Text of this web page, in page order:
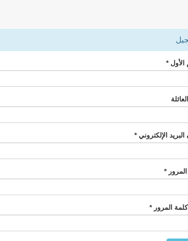
الأول *
البريد الإلكتروني *
*
كلمة المرور *